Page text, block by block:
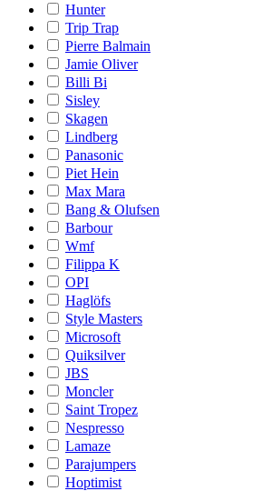
Hunter
Trip Trap
Pierre Balmain
Jamie Oliver
Billi Bi
Sisley
Skagen
Lindberg
Panasonic
Piet Hein
Max Mara
Bang & Olufsen
Barbour
Wmf
Filippa K
OPI
Haglöfs
Style Masters
Microsoft
Quiksilver
JBS
Moncler
Saint Tropez
Nespresso
Lamaze
Parajumpers
Hoptimist